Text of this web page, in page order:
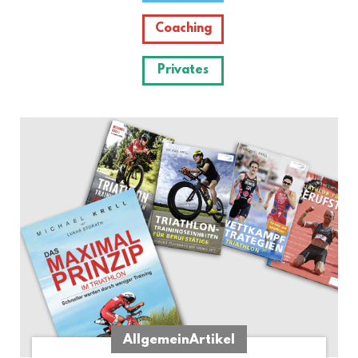
Coaching
Privates
AllgemeinArtikel